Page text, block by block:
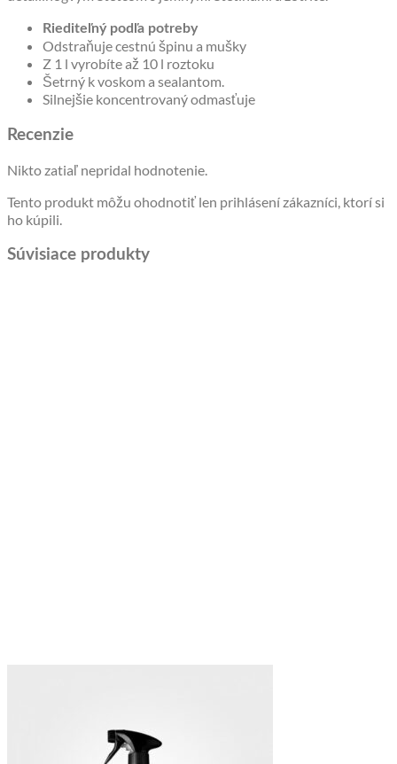
Riediteľný podľa potreby
Odstraňuje cestnú špinu a mušky
Z 1 l vyrobíte až 10 l roztoku
Šetrný k voskom a sealantom.
Silnejšie koncentrovaný odmasťuje
Recenzie
Nikto zatiaľ nepridal hodnotenie.
Tento produkt môžu ohodnotiť len prihlásení zákazníci, ktorí si
ho kúpili.
Súvisiace produkty